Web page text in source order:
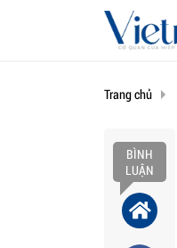
Trang chủ
BÌNH
LUẬN